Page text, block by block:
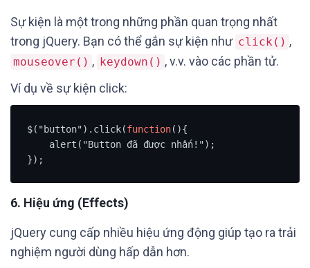
Sự kiện là một trong những phần quan trọng nhất
trong jQuery. Bạn có thể gắn sự kiện như click() ,
mouseover() , keydown() , v.v. vào các phần tử.
Ví dụ về sự kiện click:
$("button").click(function(){
6. Hiệu ứng (Effects)
jQuery cung cấp nhiều hiệu ứng động giúp tạo ra trải
nghiệm người dùng hấp dẫn hơn.